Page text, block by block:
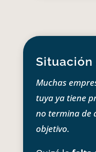
Muchas
tuya ya tiene
no termina de
objetivo.